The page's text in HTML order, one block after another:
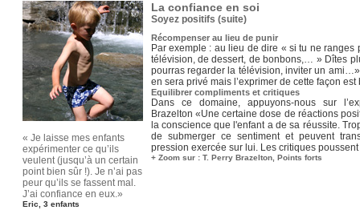
« Je laisse mes enfants
expérimenter ce qu’ils
veulent (jusqu’à un certain
point bien sûr !). Je n’ai pas
peur qu’ils se fassent mal.
J’ai confiance en eux.»
Eric, 3 enfants
La confiance en soi
Soyez positifs (suite)
Récompenser au lieu de punir
Par exemple : au lieu de dire « si tu ne ranges
télévision, de dessert, de bonbons,… » Dîtes
pourras regarder la télévision, inviter un
en sera privé mais l’exprimer de cette façon
Equilibrer compliments et critiques
Dans ce domaine, appuyons-nous sur
Brazelton «Une certaine dose de réactions
la conscience que l'enfant a de sa réussite.
de submerger ce sentiment et peuvent
pression exercée sur lui. Les critiques
+ Zoom sur : T. Perry Brazelton, Points forts